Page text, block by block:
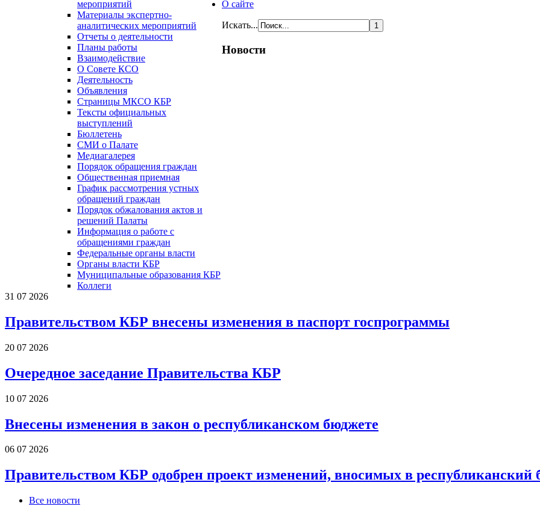
мероприятий
Материалы экспертно-
аналитических мероприятий
Отчеты о деятельности
Планы работы
Взаимодействие
О Совете КСО
Деятельность
Объявления
Страницы МКСО КБР
Тексты официальных
выступлений
Бюллетень
СМИ о Палате
Медиагалерея
Порядок обращения граждан
Общественная приемная
График рассмотрения устных
обращений граждан
Порядок обжалования актов и
решений Палаты
Информация о работе с
обращениями граждан
Федеральные органы власти
Органы власти КБР
Муниципальные образования КБР
Коллеги
О сайте
Искать...
Новости
31 07 2026
Правительством КБР внесены изменения в паспорт госпрограммы
20 07 2026
Очередное заседание Правительства КБР
10 07 2026
Внесены изменения в закон о республиканском бюджете
06 07 2026
Правительством КБР одобрен проект изменений, вносимых в республиканский
Все новости